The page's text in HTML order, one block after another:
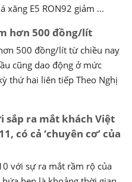
xăng E5 RON92 giảm ...
hơn 500 đồng/lít
500 đồng/lít từ chiều nay
cũng dao động ở mức
thứ hai liên tiếp Theo Nghị
sắp ra mắt khách Việt
có cả ‘chuyên cơ’ của
với sự ra mắt rầm rộ của